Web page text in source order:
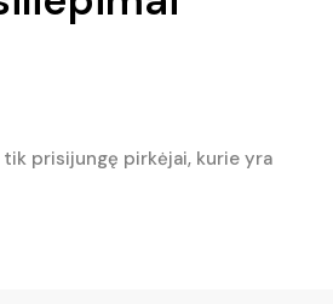
prisijungę pirkėjai, kurie yra